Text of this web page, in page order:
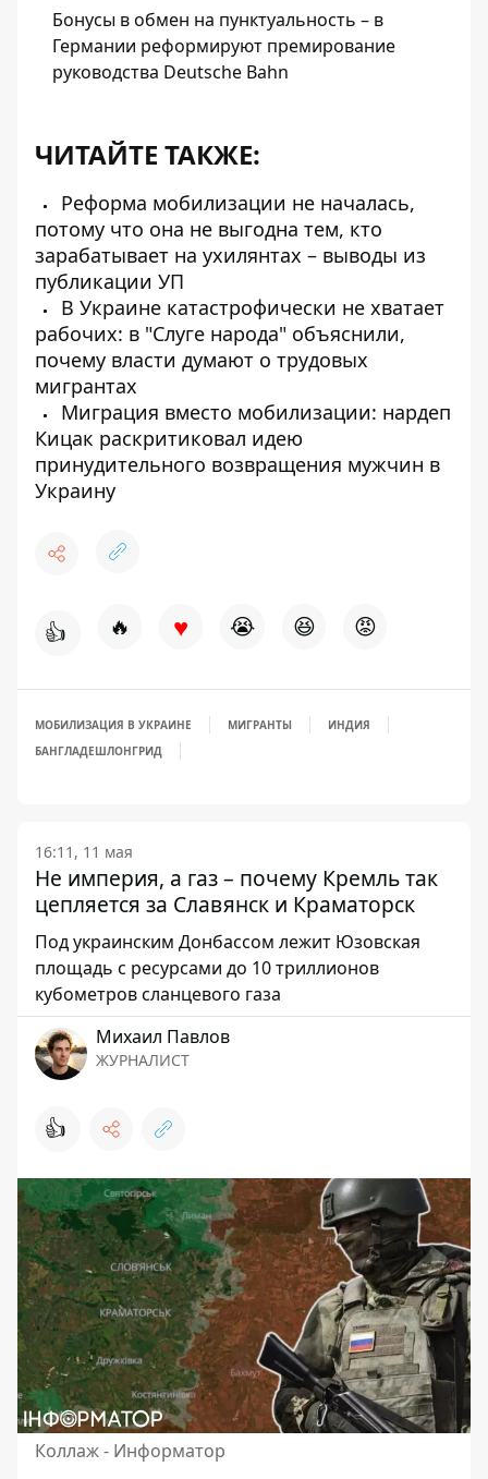
Бонусы в обмен на пунктуальность – в
Германии реформируют премирование
руководства Deutsche Bahn
ЧИТАЙТЕ ТАКЖЕ:
Реформа мобилизации не началась,
потому что она не выгодна тем, кто
зарабатывает на ухилянтах – выводы из
публикации УП
В Украине катастрофически не хватает
рабочих: в "Слуге народа" объяснили,
почему власти думают о трудовых
мигрантах
Миграция вместо мобилизации: нардеп
Кицак раскритиковал идею
принудительного возвращения мужчин в
Украину
👍 🔥 ♥ 😭 😆 😡
МОБИЛИЗАЦИЯ В УКРАИНЕ МИГРАНТЫ
ИНДИЯ
БАНГЛАДЕШЛОНГРИД
16:11, 11 мая
Не империя, а газ – почему Кремль так
цепляется за Славянск и Краматорск
Под украинским Донбассом лежит Юзовская
площадь с ресурсами до 10 триллионов
кубометров сланцевого газа
Михаил Павлов
ЖУРНАЛИСТ
👍
Коллаж - Информатор